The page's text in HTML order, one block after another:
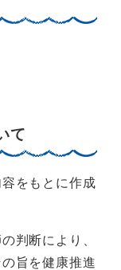
て
をもとに作成
判断により、
旨を健康推進